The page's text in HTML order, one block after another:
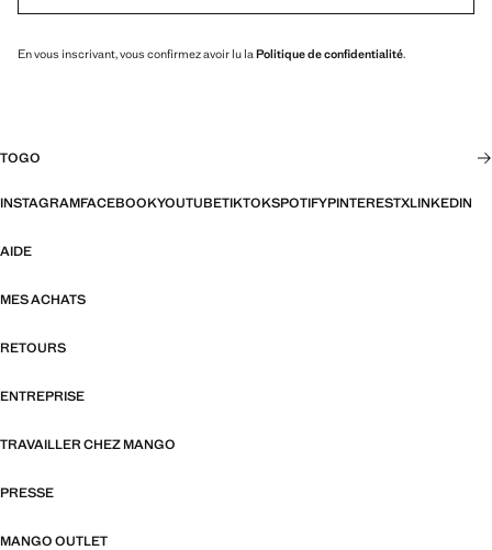
En vous inscrivant, vous confirmez avoir lu la Politique de confidentialité.
TOGO
INSTAGRAMFACEBOOKYOUTUBETIKTOKSPOTIFYPINTERESTXLINKEDIN
AIDE
MES ACHATS
RETOURS
ENTREPRISE
TRAVAILLER CHEZ MANGO
PRESSE
MANGO OUTLET